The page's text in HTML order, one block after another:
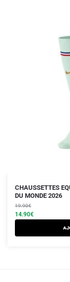
CHAUSSETTES
DU MONDE 2026
19.90€
Le
prix
initial
était :
14.90€
Le
prix
actuel
est :